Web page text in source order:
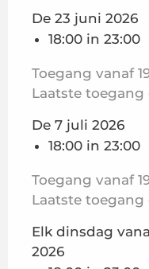
De 23 juni 2026
18:00 in 23:00
Toegang vanaf
Laatste toegang
De 7 juli 2026
18:00 in 23:00
Toegang vanaf
Laatste toegang
Elk dinsdag
2026